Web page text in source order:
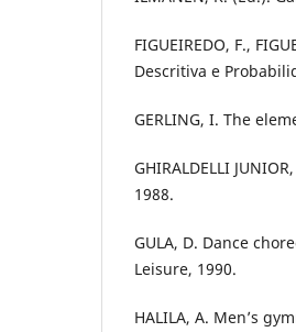
FIGUEIREDO, F.,
Descritiva e
GERLING, I. The
GHIRALDELLI
1988.
GULA, D. Dance
Leisure, 1990.
HALILA, A. Men’s